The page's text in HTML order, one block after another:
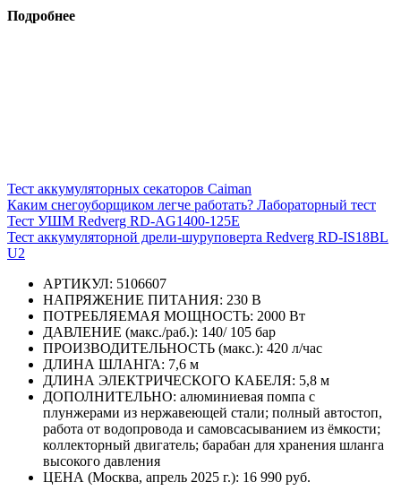
Подробнее
Тест аккумуляторных секаторов Caiman
Каким снегоуборщиком легче работать? Лабораторный тест
Тест УШМ Redverg RD-AG1400-125E
Тест аккумуляторной дрели-шуруповерта Redverg RD-IS18BL
U2
АРТИКУЛ: 5106607
НАПРЯЖЕНИЕ ПИТАНИЯ: 230 В
ПОТРЕБЛЯЕМАЯ МОЩНОСТЬ: 2000 Вт
ДАВЛЕНИЕ (макс./раб.): 140/ 105 бар
ПРОИЗВОДИТЕЛЬНОСТЬ (макс.): 420 л/час
ДЛИНА ШЛАНГА: 7,6 м
ДЛИНА ЭЛЕКТРИЧЕСКОГО КАБЕЛЯ: 5,8 м
ДОПОЛНИТЕЛЬНО: алюминиевая помпа с
плунжерами из нержавеющей стали; полный автостоп,
работа от водопровода и самовсасыванием из ёмкости;
коллекторный двигатель; барабан для хранения шланга
высокого давления
ЦЕНА (Москва, апрель 2025 г.): 16 990 руб.